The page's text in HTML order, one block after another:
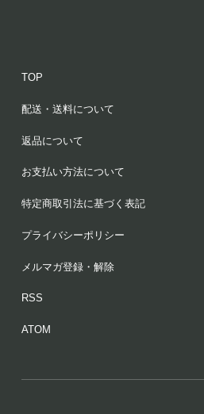
TOP
配送・送料について
返品について
お支払い方法について
特定商取引法に基づく表記
プライバシーポリシー
メルマガ登録・解除
RSS
ATOM